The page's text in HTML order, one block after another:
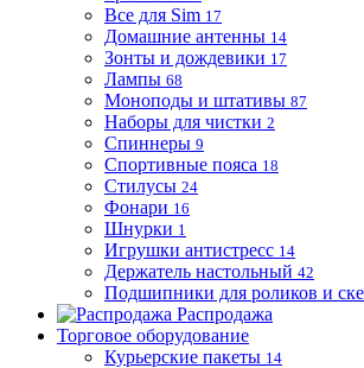
Все для Sim 17
Домашние антенны 14
Зонты и дождевики 17
Лампы 68
Моноподы и штативы 87
Наборы для чистки 2
Спиннеры 9
Спортивные пояса 18
Стилусы 24
Фонари 16
Шнурки 1
Игрушки антистресс 14
Держатель настольный 42
Подшипники для роликов и
Распродажа
Торговое оборудование
Курьерские пакеты 14